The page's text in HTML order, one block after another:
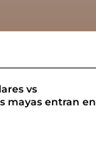
vs
mayas entran en